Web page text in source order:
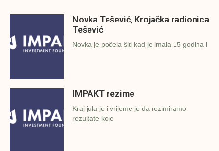
Novka Tešević, Krojačka radionica
Tešević
Novka je počela šiti kad je imala 15 godina i
IMPAKT rezime
Kraj jula je i vrijeme je da rezimiramo
rezultate koje